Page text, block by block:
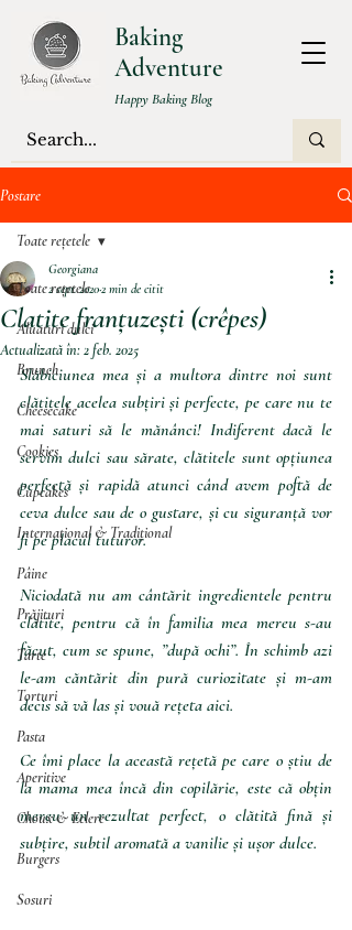
Baking
Adventure
Happy Baking Blog
Postare
Toate rețetele
Aluaturi dulci
Brunch
Cheesecake
Cookies
Cupcakes
Internațional & Tradițional
Pâine
Prăjituri
Tarte
Torturi
Pasta
Aperitive
Choux & Eclere
Burgers
Sosuri
Toate rețetele
Clatite franțuzești (crêpes)
Georgiana
2 sept. 20202 min de citit
Actualizată în:2 feb. 2025
Slăbiciunea mea și a multora dintre noi sunt
clătitele acelea subțiri și perfecte, pe care nu te
mai saturi să le mănânci! Indiferent dacă le
servim dulci sau sărate, clătitele sunt opțiunea
perfectă și rapidă atunci când avem poftă de
ceva dulce sau de o gustare, și cu siguranță vor
fi pe placul tuturor.
Niciodată nu am cântărit ingredientele pentru
clătite, pentru că în familia mea mereu s-au
făcut, cum se spune, ”după ochi”. În schimb azi
le-am căntărit din pură curiozitate și m-am
decis să vă las și vouă rețeta aici.
Ce îmi place la această rețetă pe care o știu de
la mama mea încă din copilărie, este că obțin
mereu un rezultat perfect, o clătită fină și
subțire, subtil aromată a vanilie și ușor dulce.